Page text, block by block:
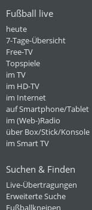
Fußball live
heute
7-Tage-Übersicht
Free-TV
Topspiele
im TV
im HD-TV
im Internet
auf Smartphone/Tablet
im (Web-)Radio
über Box/Stick/Konsole
im Smart TV
Suchen & Finden
Live-Übertragungen
Erweiterte Suche
Fußballkneipen